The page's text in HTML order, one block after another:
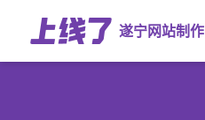
遂宁网站制作